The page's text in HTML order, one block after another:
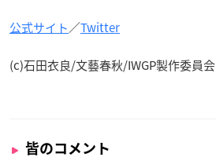
公式サイト／Twitter
(c)石田衣良/文藝春秋/IWGP製作委員会
皆のコメント